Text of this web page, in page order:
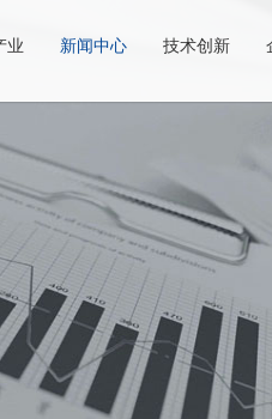
业 新闻中心 技术创新